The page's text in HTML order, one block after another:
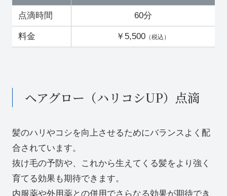
点滴時間 60分
料金 ￥5,500 （税込）
ヘアグロー（ハリコシUP）点滴
髪のハリやコシを向上させるためにバランスよく配
合されています。
抜け毛の予防や、これから生えてくる髪をより強く
育てる効果も期待できます。
内服薬や外用薬との併用でさらなる効果が期待でき